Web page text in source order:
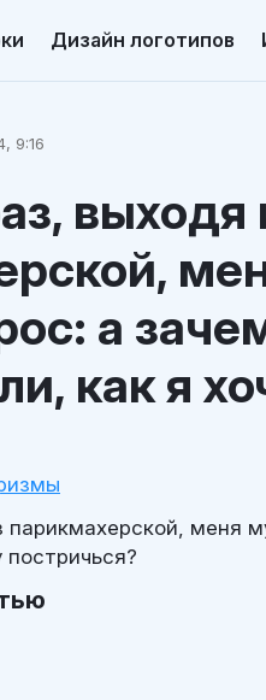
Дизайн логотипов
9:16
выходя
а
как я
меня